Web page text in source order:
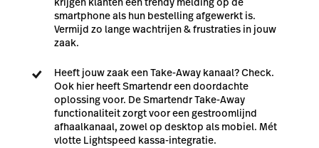
smartphone als hun bestelling afgewerkt is.
Vermijd zo lange wachtrijen & frustraties in jouw
zaak.
Heeft jouw zaak een Take-Away kanaal? Check.
Ook hier heeft Smartendr een doordachte
oplossing voor. De Smartendr Take-Away
functionaliteit zorgt voor een gestroomlijnd
afhaalkanaal, zowel op desktop als mobiel. Mét
vlotte Lightspeed kassa-integratie.